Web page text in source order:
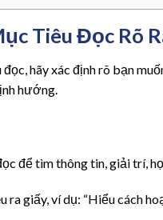
Tiêu Đọc Rõ
hãy xác định rõ bạn
hướng.
để tìm thông tin, giải trí,
ra giấy, ví dụ: “Hiểu cách